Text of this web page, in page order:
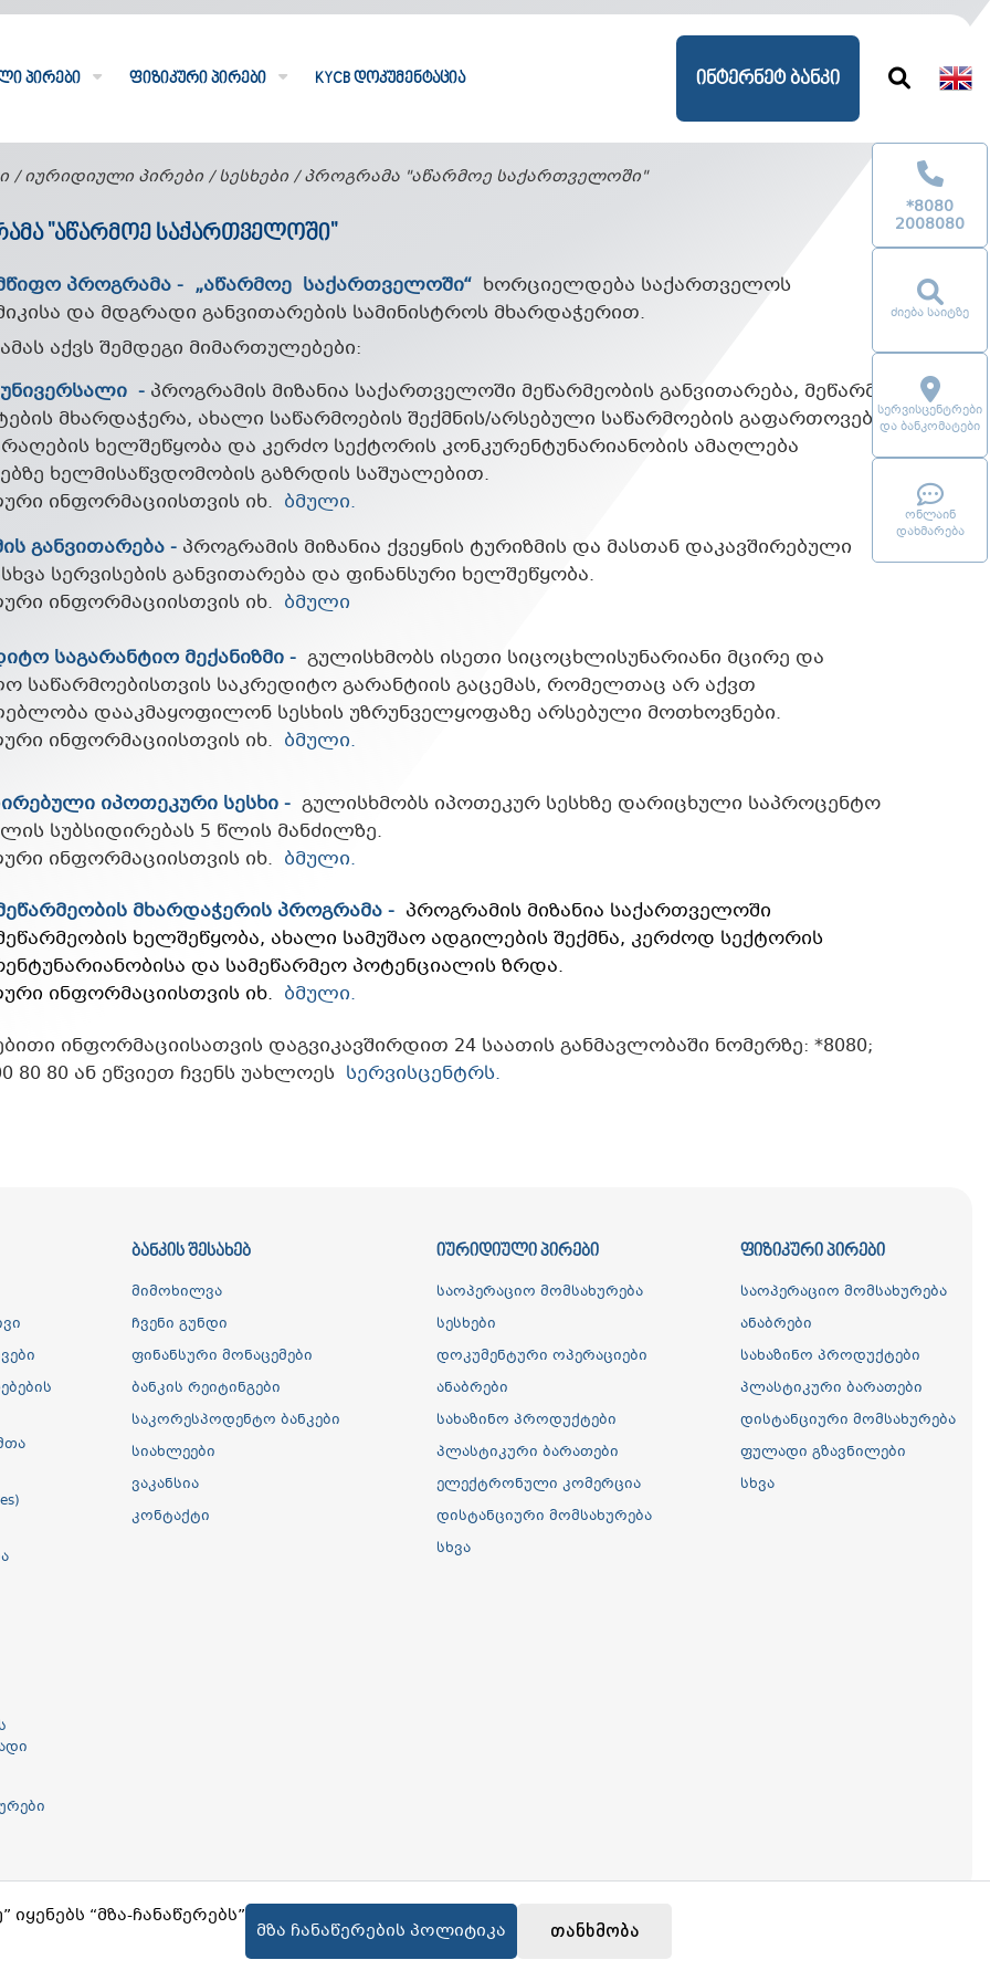
“მზა-ჩანაწერებს”
მზა ჩანაწერების პოლიტიკა თანხმობა
პირები ფიზიკური პირები KYCB დოკუმენტაცია ინტერნეტ ბანკი
იურიდიული პირები სესხები პროგრამა "აწარმოე საქართველოში"
"ᲐᲬᲐᲠᲛᲝᲔ ᲡᲐᲥᲐᲠᲗᲕᲔᲚᲝᲨᲘ"
პროგრამა - „აწარმოე საქართველოში“ ხორციელდება საქართველოს
და მდგრადი განვითარების სამინისტროს მხარდაჭერით.
აქვს შემდეგი მიმართულებები:
უნივერსალი - პროგრამის მიზანია საქართველოში მეწარმეობის განვითარება, მეწარმე
მხარდაჭერა, ახალი საწარმოების შექმნის/არსებული საწარმოების გაფართოვების/
ხელშეწყობა და კერძო სექტორის კონკურენტუნარიანობის ამაღლება
ხელმისაწვდომობის გაზრდის საშუალებით.
ინფორმაციისთვის იხ. ბმული.
განვითარება- პროგრამის მიზანია ქვეყნის ტურიზმის და მასთან დაკავშირებული
სერვისების განვითარება და ფინანსური ხელშეწყობა.
ინფორმაციისთვის იხ. ბმული
საგარანტიო მექანიზმი - გულისხმობს ისეთი სიცოცხლისუნარიანი მცირე და
საწარმოებისთვის საკრედიტო გარანტიის გაცემას, რომელთაც არ აქვთ
დააკმაყოფილონ სესხის უზრუნველყოფაზე არსებული მოთხოვნები.
ინფორმაციისთვის იხ. ბმული.
იპოთეკური სესხი - გულისხმობს იპოთეკურ სესხზე დარიცხული საპროცენტო
სუბსიდირებას 5 წლის მანძილზე.
ინფორმაციისთვის იხ. ბმული.
მხარდაჭერის პროგრამა - პროგრამის მიზანია საქართველოში
ხელშეწყობა, ახალი სამუშაო ადგილების შექმნა, კერძოდ სექტორის
და სამეწარმეო პოტენციალის ზრდა.
ინფორმაციისთვის იხ. ბმული.
ინფორმაციისათვის დაგვიკავშირდით 24 საათის განმავლობაში ნომერზე: *8080;
80 80 ან ეწვიეთ ჩვენს უახლოეს სერვისცენტრს.
ᲑᲐᲜᲙᲘᲡ ᲨᲔᲡᲐᲮᲔᲑ
მიმოხილვა
ჩვენი გუნდი
ფინანსური მონაცემები
ბანკის რეიტინგები
საკორესპოდენტო ბანკები
სიახლეები
ვაკანსია
კონტაქტი
ᲘᲣᲠᲘᲓᲘᲣᲚᲘ ᲞᲘᲠᲔᲑᲘ
საოპერაციო მომსახურება
სესხები
დოკუმენტური ოპერაციები
ანაბრები
სახაზინო პროდუქტები
პლასტიკური ბარათები
ელექტრონული კომერცია
დისტანციური მომსახურება
სხვა
ᲤᲘᲖᲘᲙᲣᲠᲘ ᲞᲘᲠᲔᲑᲘ
საოპერაციო მომსახურება
ანაბრები
სახაზინო პროდუქტები
პლასტიკური ბარათები
დისტანციური მომსახურება
ფულადი გზავნილები
სხვა
Copyright © 2026 Cartu Bank
*8080
2008080
ძიება საიტზე
სერვისცენტრები
და ბანკომატები
ონლაინ
დახმარება